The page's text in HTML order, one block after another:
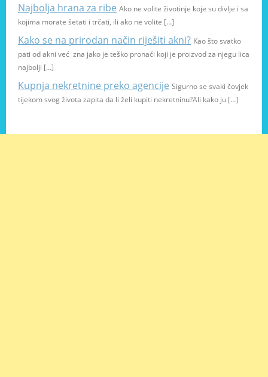
Najbolja hrana za ribe Ako ne volite životinje koje su divlje i sa
kojima morate šetati i trčati, ili ako ne volite […]
Kako se na prirodan način riješiti akni? Kao što svatko
pati od akni već zna jako je teško pronaći koji je proizvod za njegu lica
najbolji […]
Kupnja nekretnine preko agencije Sigurno se svaki čovjek
tijekom svog života zapita da li želi kupiti nekretninu?Ali kako ju […]